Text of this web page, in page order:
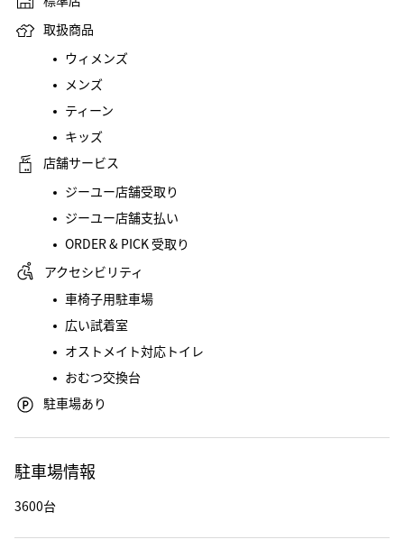
取扱商品
ウィメンズ
メンズ
ティーン
キッズ
店舗サービス
ジーユー店舗受取り
ジーユー店舗支払い
ORDER & PICK 受取り
アクセシビリティ
車椅子用駐車場
広い試着室
オストメイト対応トイレ
おむつ交換台
駐車場あり
駐車場情報
3600台